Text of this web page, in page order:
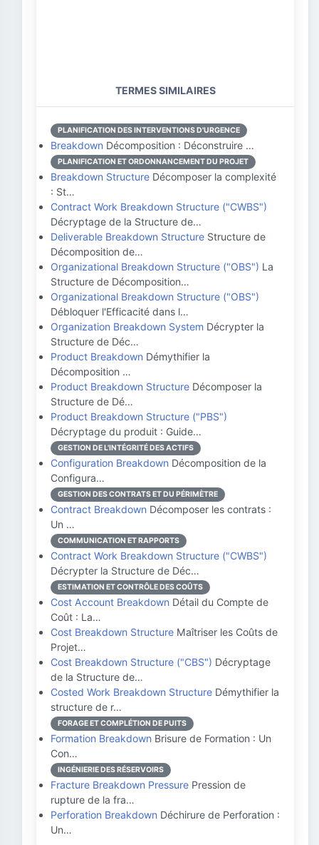
TERMES SIMILAIRES
PLANIFICATION DES INTERVENTIONS D'URGENCE
Breakdown Décomposition : Déconstruire …
PLANIFICATION ET ORDONNANCEMENT DU PROJET
Breakdown Structure Décomposer la complexité
: St…
Contract Work Breakdown Structure ("CWBS")
Décryptage de la Structure de…
Deliverable Breakdown Structure Structure de
Décomposition de…
Organizational Breakdown Structure ("OBS") La
Structure de Décomposition…
Organizational Breakdown Structure ("OBS")
Débloquer l'Efficacité dans l…
Organization Breakdown System Décrypter la
Structure de Déc…
Product Breakdown Démythifier la
Décomposition …
Product Breakdown Structure Décomposer la
Structure de Dé…
Product Breakdown Structure ("PBS")
Décryptage du produit : Guide…
GESTION DE L'INTÉGRITÉ DES ACTIFS
Configuration Breakdown Décomposition de la
Configura…
GESTION DES CONTRATS ET DU PÉRIMÈTRE
Contract Breakdown Décomposer les contrats :
Un …
COMMUNICATION ET RAPPORTS
Contract Work Breakdown Structure ("CWBS")
Décrypter la Structure de Déc…
ESTIMATION ET CONTRÔLE DES COÛTS
Cost Account Breakdown Détail du Compte de
Coût : La…
Cost Breakdown Structure Maîtriser les Coûts de
Projet…
Cost Breakdown Structure ("CBS") Décryptage
de la Structure de…
Costed Work Breakdown Structure Démythifier la
structure de r…
FORAGE ET COMPLÉTION DE PUITS
Formation Breakdown Brisure de Formation : Un
Con…
INGÉNIERIE DES RÉSERVOIRS
Fracture Breakdown Pressure Pression de
rupture de la fra…
Perforation Breakdown Déchirure de Perforation :
Un…